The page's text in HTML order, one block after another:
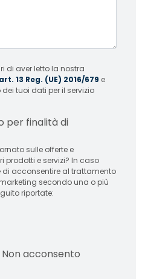
di aver letto la nostra
13 Reg. (UE) 2016/679 e
tuoi dati per il servizio
per finalità di
sulle offerte e
e servizi? In caso
di acconsentire al trattamento
secondo una o più
riportate:
Non acconsento